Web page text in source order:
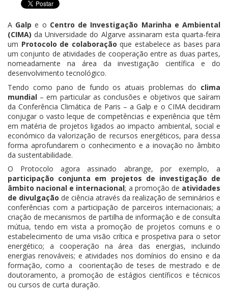
A Galp e o Centro de Investigação Marinha e Ambiental
(CIMA) da Universidade do Algarve assinaram esta quarta-feira
um Protocolo de colaboração que estabelece as bases para
um conjunto de atividades de cooperação entre as duas partes,
nomeadamente na área da investigação científica e do
desenvolvimento tecnológico.
Tendo como pano de fundo os atuais problemas do clima
mundial – em particular as conclusões e objetivos que saíram
da Conferência Climática de Paris – a Galp e o CIMA decidiram
conjugar o vasto leque de competências e experiência que têm
em matéria de projetos ligados ao impacto ambiental, social e
económico da valorização de recursos energéticos, para dessa
forma aprofundarem o conhecimento e a inovação no âmbito
da sustentabilidade.
O Protocolo agora assinado abrange, por exemplo, a
participação conjunta em projetos de investigação de
âmbito nacional e internacional; a promoção de atividades
de divulgação de ciência através da realização de seminários e
conferências com a participação de parceiros internacionais; a
criação de mecanismos de partilha de informação e de consulta
mútua, tendo em vista a promoção de projetos comuns e o
estabelecimento de uma visão crítica e prospetiva para o setor
energético; a cooperação na área das energias, incluindo
energias renováveis; e atividades nos domínios do ensino e da
formação, como a coorientação de teses de mestrado e de
doutoramento, a promoção de estágios científicos e técnicos
ou cursos de curta duração.